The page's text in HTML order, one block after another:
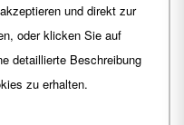
und direkt zur
oder klicken Sie auf
detaillierte Beschreibung
zu erhalten.